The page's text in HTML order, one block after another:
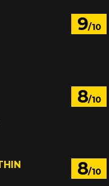
9/10
8/10
8/10